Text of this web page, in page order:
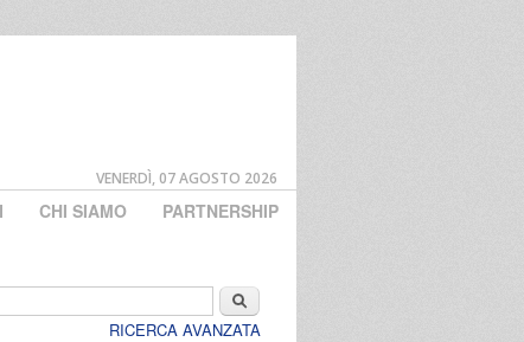
VENERDÌ, 07 AGOSTO 2026
CHI SIAMO PARTNERSHIP
Cerca
RICERCA AVANZATA